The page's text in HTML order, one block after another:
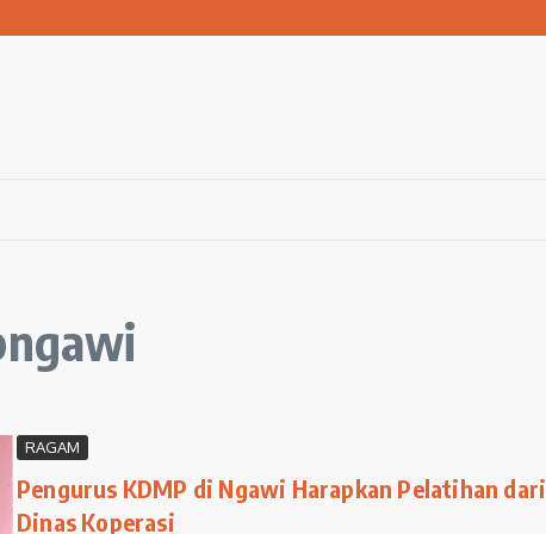
Ngawi Gelar Seminar Golden Parenting
RAGAM
Pengurus KDMP di Ngawi Harapkan Pelatihan dari
Dinas Koperasi